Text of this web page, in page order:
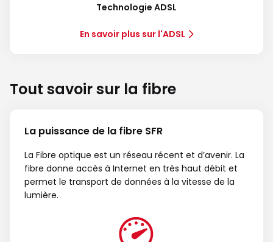
Technologie ADSL
En savoir plus sur l'ADSL
Tout savoir sur la fibre
La puissance de la fibre SFR
La Fibre optique est un réseau récent et d’avenir. La
fibre donne accès à Internet en très haut débit et
permet le transport de données à la vitesse de la
lumière.